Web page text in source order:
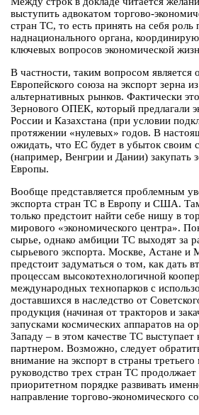
выступить адвокатом торгово-
стран ТС, то есть принять на себя роль
наднационального органа,
ключевых вопросов экономической
В частности, таким вопросом является
Европейского союза на экспорт зерна
альтернативных рынков. Фактически
Зернового ОПЕК, который предлагали
России и Казахстана (при условии
протяжении «нулевых» годов. В
ожидать, что ЕС будет в убыток своим
(например, Венгрии и Дании) закупать
Европы.
Вообще представляется проблемным
экспорта стран ТС в Европу и США.
только предстоит найти себе нишу в
мирового «экономического центра».
сырье, однако амбиции ТС выходят за
сырьевого экспорта. Москве, Астане и
предстоит задуматься о том, как дать
процессам высокотехнологичной
международных технопарков с
доставшихся в наследство от
продукция (начиная от тракторов и
запусками космических аппаратов на
Западу – в этом качестве ТС выступает
партнером. Возможно, следует
внимание на экспорт в страны
руководство трех стран ТС продолжает
приоритетном порядке развивать
направление торгово-экономического